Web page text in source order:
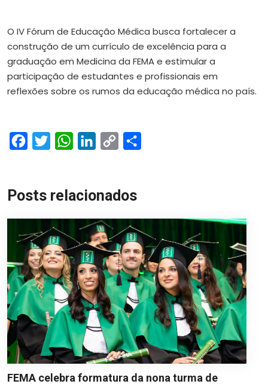
O IV Fórum de Educação Médica busca fortalecer a
construção de um currículo de excelência para a
graduação em Medicina da FEMA e estimular a
participação de estudantes e profissionais em
reflexões sobre os rumos da educação médica no país.
FacebookTwitterWhatsAppLinkedIn
Copy
Posts relacionados
FEMA celebra formatura da nona turma de